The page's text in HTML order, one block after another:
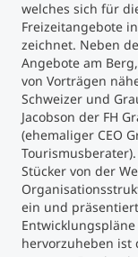
welches sich für
Freizeitangebote
zeichnet. Neben
Angebote am
von Vorträgen
Schweizer und
Jacobson der FH
(ehemaliger CEO
Stücker von der
ein und
hervorzuheben ist